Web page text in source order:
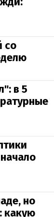
со
в 5
но
какую